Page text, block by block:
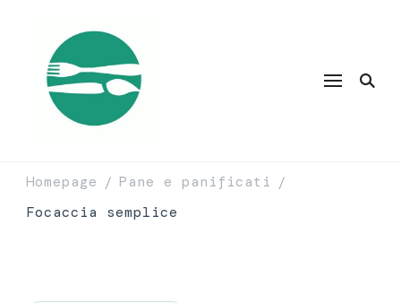
Homepage / Pane e panificati /
Focaccia semplice